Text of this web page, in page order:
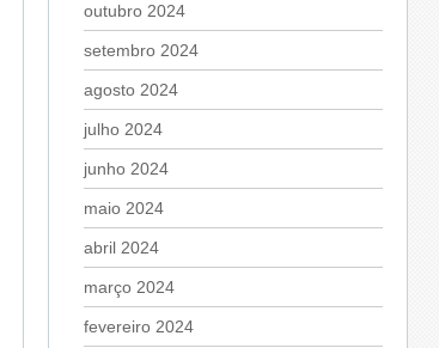
outubro 2024
setembro 2024
agosto 2024
julho 2024
junho 2024
maio 2024
abril 2024
março 2024
fevereiro 2024